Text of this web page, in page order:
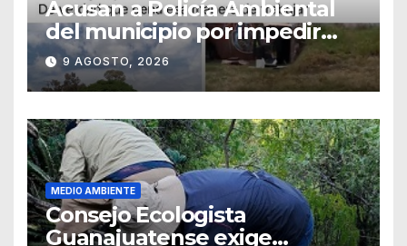
Acusan a Policía Ambiental
del municipio por impedir
resguardo de cachorros
9 AGOSTO, 2026
MEDIO AMBIENTE
Consejo Ecologista
Guanajuatense exige